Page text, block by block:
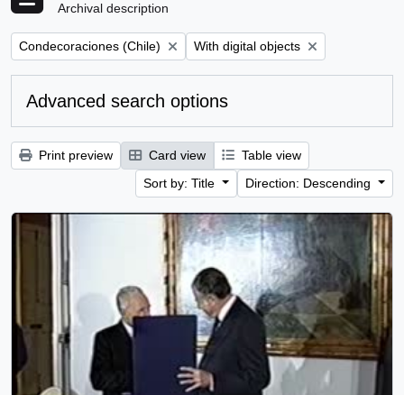
Archival description
Remove filter:
Condecoraciones (Chile) Remove filter:
With digital objects
Advanced search options
Print preview Card view
Table view
Sort by: Title
Direction: Descending